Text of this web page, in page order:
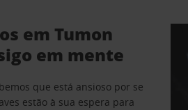
em Tumon
em mente
que está ansioso por se
estão à sua espera para